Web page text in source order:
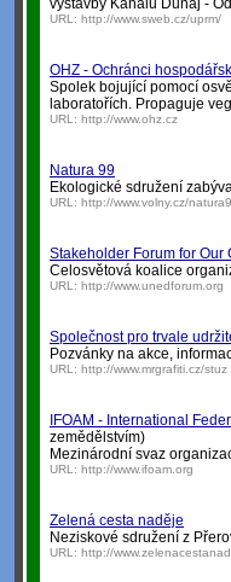
výstavby Kanálu Dunaj -
URL: http://www.sweb.cz/uprm/
OHZ - Ochránci
Spolek bojující pomocí
laboratořích. Propaguje
URL: http://www.ohz.cz
Natura 99
Ekologické sdružení
URL: http://www.volny.cz/
Stakeholder Forum for Our
Celosvětová koalice
URL: http://www.unedforum.org
Společnost pro trvale
Pozvánky na akce,
URL: http://www.mrgrafiti.cz/stuz
IFOAM - International
zemědělstvím)
Mezinárodní svaz
URL: http://www.ifoam.org
Zelená cesta naděje
Neziskové sdružení z
URL: http://